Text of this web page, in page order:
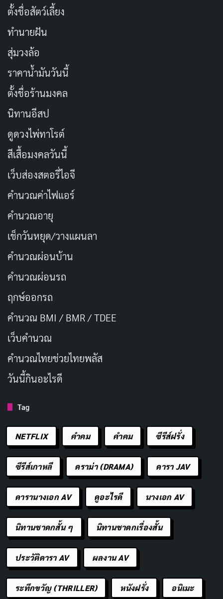
ตั้งชื่อสัตว์เลี้ยง
ทำนายฝัน
สุ่มวงล้อ
ราคาน้ำมันวันนี้
ตั้งชื่อร้านมงคล
นิทานอีสป
ดูดวงไพ่ทาโรต์
สีเสื้อมงคลวันนี้
เว็บส่องสตอรี่ไอจี
คำนวณค่าไฟแอร์
คำนวณอายุ
เช็กวันหยุด/วางแผนลา
คำนวณผ่อนบ้าน
คำนวณผ่อนรถ
ฤกษ์ออกรถ
คำนวณ BMI / BMR / TDEE
เว็บคํานวณ
คํานวณไทยช่วยไทยพลัส
วันนี้กินอะไรดี
Tag
NETFLIX คำคม คําคม ซีรีส์ฝรั่ง
ซีรีส์เกาหลี ดราม่า (DRAMA) ดารา JAV
ดารานางเอก AV ดูอะไรดี นางเอก AV
นิทานชาดกสั้น ๆ นิทานชาดกเรื่องสั้น
ประวัติดารา AV ผลงาน AV
ระทึกขวัญ (THRILLER) หนังฝรั่ง อนิเมะ